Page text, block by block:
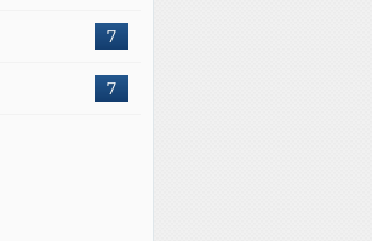
7
7